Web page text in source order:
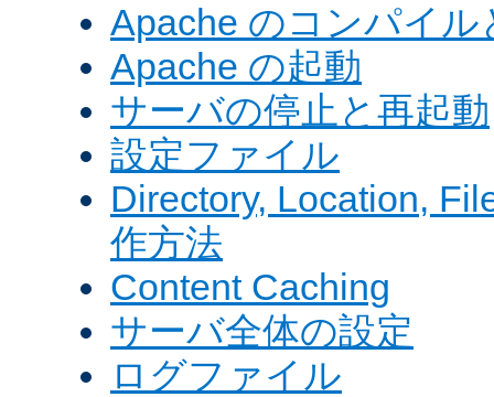
Apache のコンパイ
Apache の起動
サーバの停止と再起動
設定ファイル
Directory, Location,
作方法
Content Caching
サーバ全体の設定
ログファイル